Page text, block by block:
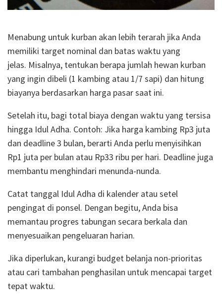
Menabung untuk kurban akan lebih terarah jika Anda
memiliki target nominal dan batas waktu yang
jelas. Misalnya, tentukan berapa jumlah hewan kurban
yang ingin dibeli (1 kambing atau 1/7 sapi) dan hitung
biayanya berdasarkan harga pasar saat ini.
Setelah itu, bagi total biaya dengan waktu yang tersisa
hingga Idul Adha. Contoh: Jika harga kambing Rp3 juta
dan deadline 3 bulan, berarti Anda perlu menyisihkan
Rp1 juta per bulan atau Rp33 ribu per hari. Deadline juga
membantu menghindari menunda-nunda.
Catat tanggal Idul Adha di kalender atau setel
pengingat di ponsel. Dengan begitu, Anda bisa
memantau progres tabungan secara berkala dan
menyesuaikan pengeluaran harian.
Jika diperlukan, kurangi budget belanja non-prioritas
atau cari tambahan penghasilan untuk mencapai target
tepat waktu.